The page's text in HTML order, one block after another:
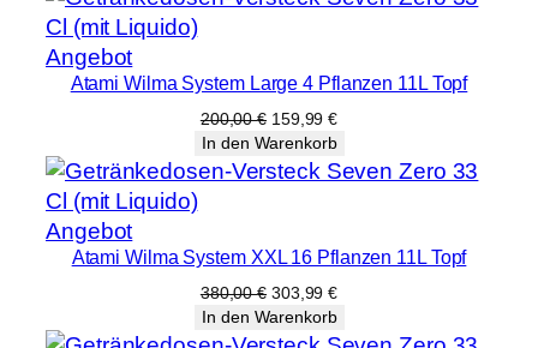
2,00 €1,59 €.
AngebotProdukt
im
Angebot
Atami Wilma System Large 4 Pflanzen 11L Topf
200,00€ Ursprünglicher
Preis
war:
200,00 €
159,99€Aktueller
Preis
ist:
159,99 €.
In den Warenkorb
AngebotProdukt
im
Angebot
Atami Wilma System XXL 16 Pflanzen 11L Topf
380,00€ Ursprünglicher
Preis
war:
303,99€Aktueller
Preis
ist:
In den Warenkorb